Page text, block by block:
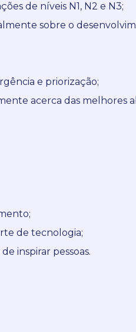
de níveis N1, N2 e N3;
sobre o
e priorização;
acerca das melhores
de tecnologia;
inspirar pessoas.